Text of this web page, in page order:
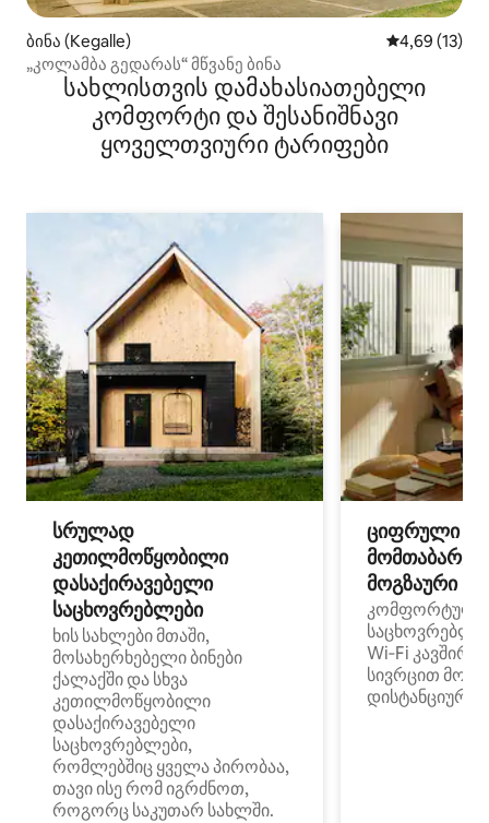
ბინა (Kegalle) საშუალო
4,69 (13)
„კოლამბა გედარას“ მწვანე ბინა
სახლისთვის დამახასიათებელი
კომფორტი და შესანიშნავი
ყოველთვიური ტარიფები
სრულად
კეთილმოწყობილი
დასაქირავებელი
საცხოვრებლები
ხის სახლები მთაში,
მოსახერხებელი ბინები
ქალაქში და სხვა
კეთილმოწყობილი
დასაქირავებელი
საცხოვრებლები,
რომლებშიც ყველა პირობაა,
თავი ისე რომ იგრძნოთ,
როგორც საკუთარ სახლში.
ციფრული
მოგზაური
კომფორტული
Wi‑Fi
სივრცით
დისტანციური